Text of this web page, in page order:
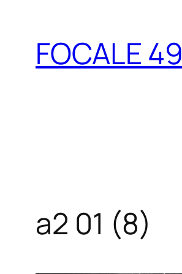
contenuFOCALE 49
a2 01 (8)